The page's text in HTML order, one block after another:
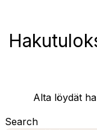
Alta löydät
Search